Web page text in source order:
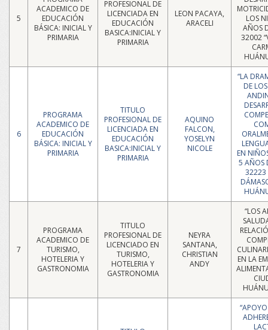
5
ACADEMICO DE
EDUCACIÓN
BÁSICA: INICIAL Y
PRIMARIA
PROFESIONAL DE
LICENCIADA EN
EDUCACIÓN
BASICA:INICIAL Y
PRIMARIA
LEON PACAYA,
ARACELI
LOS
AÑOS
32002
6
PROGRAMA
ACADEMICO DE
EDUCACIÓN
BÁSICA: INICIAL Y
PRIMARIA
TITULO
PROFESIONAL DE
LICENCIADA EN
EDUCACIÓN
BASICA:INICIAL Y
PRIMARIA
AQUINO
FALCON,
YOSELYN
NICOLE
“LA
DE
EN
5 AÑOS
32223
7
PROGRAMA
ACADEMICO DE
TURISMO,
HOTELERIA Y
GASTRONOMIA
TITULO
PROFESIONAL DE
LICENCIADO EN
TURISMO,
HOTELERIA Y
GASTRONOMIA
NEYRA
SANTANA,
CHRISTIAN
ANDY
“LOS
EN LA